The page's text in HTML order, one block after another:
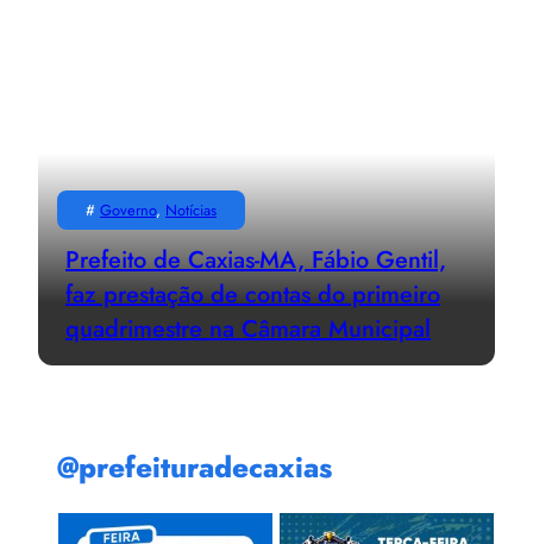
# Governo, Notícias
Prefeito de Caxias-MA, Fábio Gentil,
faz prestação de contas do primeiro
quadrimestre na Câmara Municipal
@prefeituradecaxias